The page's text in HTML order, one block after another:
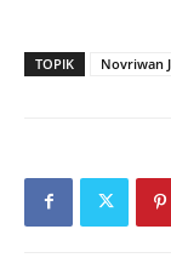
TOPIK Novriwan